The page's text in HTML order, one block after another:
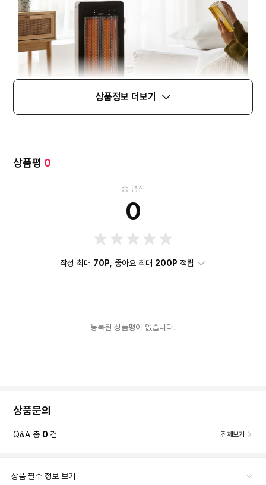
상품정보 더보기
상품평 0
총 평점
0
작성 최대 70P , 좋아요 최대 200P 적립
등록된 상품평이 없습니다.
상품문의
Q&A 총 0 건 전체보기
상품 필수 정보 보기